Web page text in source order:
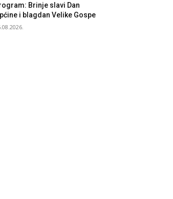
Brinje slavi Dan
i blagdan Velike Gospe